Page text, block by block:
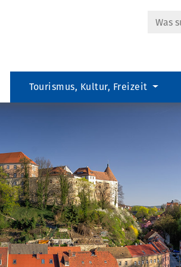
Tourismus, Kultur, Freizeit